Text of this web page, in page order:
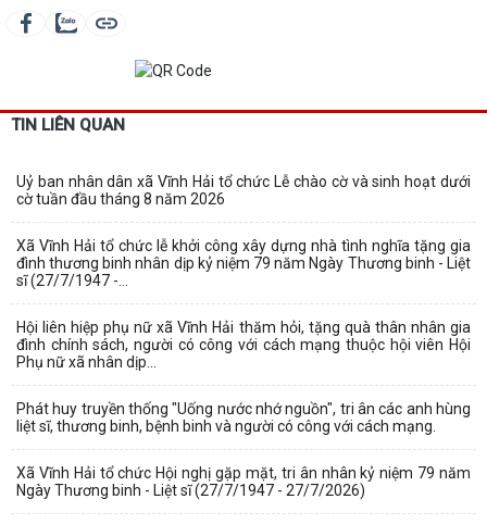
TIN LIÊN QUAN
Uỷ ban nhân dân xã Vĩnh Hải tổ chức Lễ chào cờ và sinh hoạt dưới
cờ tuần đầu tháng 8 năm 2026
Xã Vĩnh Hải tổ chức lễ khởi công xây dựng nhà tình nghĩa tặng gia
đình thương binh nhân dịp kỷ niệm 79 năm Ngày Thương binh - Liệt
sĩ (27/7/1947 -...
Hội liên hiệp phụ nữ xã Vĩnh Hải thăm hỏi, tặng quà thân nhân gia
đình chính sách, người có công với cách mạng thuộc hội viên Hội
Phụ nữ xã nhân dịp...
Phát huy truyền thống "Uống nước nhớ nguồn", tri ân các anh hùng
liệt sĩ, thương binh, bệnh binh và người có công với cách mạng.
Xã Vĩnh Hải tổ chức Hội nghị gặp mặt, tri ân nhân kỷ niệm 79 năm
Ngày Thương binh - Liệt sĩ (27/7/1947 - 27/7/2026)